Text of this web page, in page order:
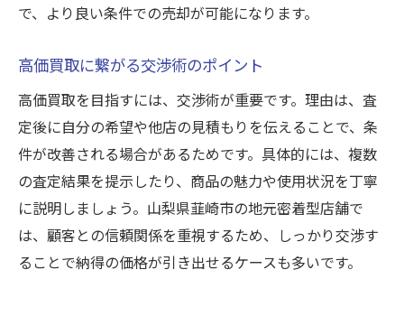
で、より良い条件での売却が可能になります。
高価買取に繋がる交渉術のポイント
高価買取を目指すには、交渉術が重要です。理由は、査
定後に自分の希望や他店の見積もりを伝えることで、条
件が改善される場合があるためです。具体的には、複数
の査定結果を提示したり、商品の魅力や使用状況を丁寧
に説明しましょう。山梨県韮崎市の地元密着型店舗で
は、顧客との信頼関係を重視するため、しっかり交渉す
ることで納得の価格が引き出せるケースも多いです。